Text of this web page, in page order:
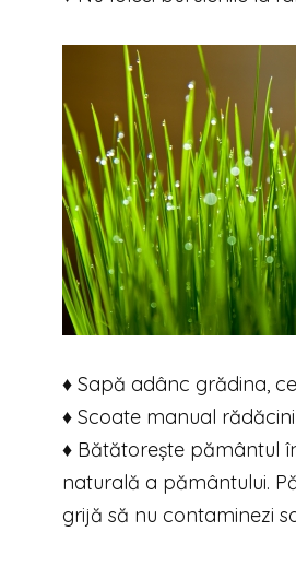
♦ Sapă adânc grădina,
♦ Scoate manual
♦ Bătătorește pământul
naturală a pământului.
grijă să nu contaminezi